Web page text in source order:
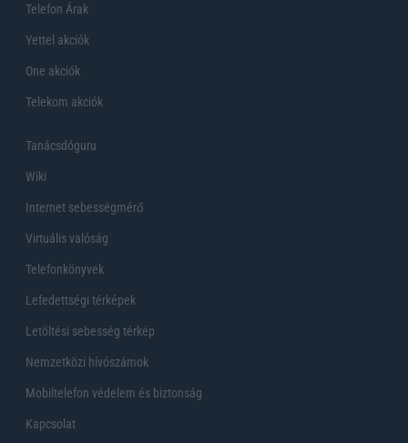
Telefon Árak
Yettel akciók
One akciók
Telekom akciók
Tanácsdóguru
Wiki
Internet sebességmérő
Virtuális valóság
Telefonkönyvek
Lefedettségi térképek
Letöltési sebesség térkép
Nemzetközi hívószámok
Mobiltelefon védelem és biztonság
Kapcsolat